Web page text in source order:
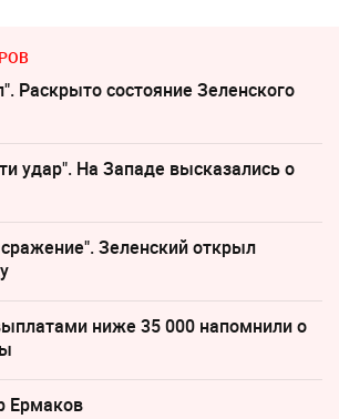
Раскрыто состояние Зеленского
удар". На Западе высказались о
Зеленский открыл
ниже 35 000 напомнили о
Ермаков